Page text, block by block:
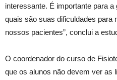
interessante. É importante para
quais são suas dificuldades para
nossos pacientes”, conclui a
O coordenador do curso de
que os alunos não devem ver as